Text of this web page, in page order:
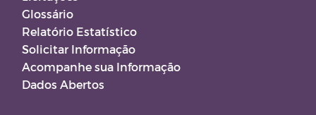
Glossário
Relatório Estatístico
Solicitar Informação
Acompanhe sua Informação
Dados Abertos